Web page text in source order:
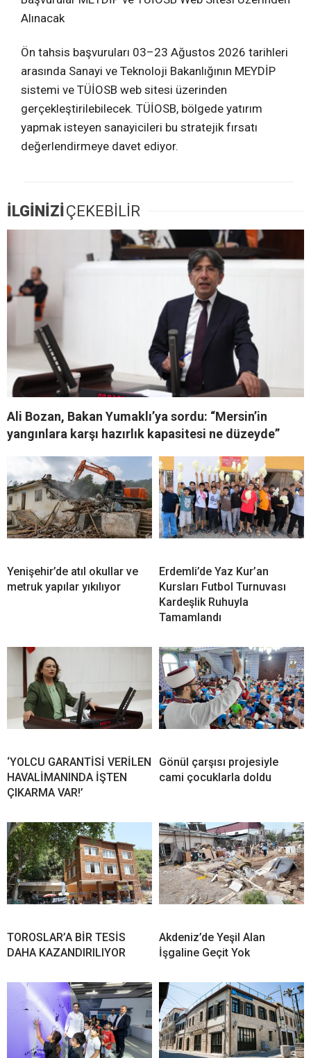
Alınacak
Ön tahsis başvuruları 03–23 Ağustos 2026 tarihleri
arasında Sanayi ve Teknoloji Bakanlığının MEYDİP
sistemi ve TÜİOSB web sitesi üzerinden
gerçekleştirilebilecek. TÜİOSB, bölgede yatırım
yapmak isteyen sanayicileri bu stratejik fırsatı
değerlendirmeye davet ediyor.
İLGİNİZİ ÇEKEBİLİR
Ali Bozan, Bakan Yumaklı’ya sordu: “Mersin’in
yangınlara karşı hazırlık kapasitesi ne düzeyde”
Yenişehir’de atıl okullar ve
metruk yapılar yıkılıyor
Erdemli’de Yaz Kur’an
Kursları Futbol Turnuvası
Kardeşlik Ruhuyla
Tamamlandı
‘YOLCU GARANTİSİ VERİLEN
HAVALİMANINDA İŞTEN
ÇIKARMA VAR!’
Gönül çarşısı projesiyle
cami çocuklarla doldu
TOROSLAR’A BİR TESİS
DAHA KAZANDIRILIYOR
Akdeniz’de Yeşil Alan
İşgaline Geçit Yok